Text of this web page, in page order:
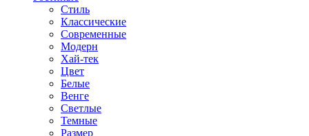
Стиль
Классические
Современные
Модерн
Хай-тек
Цвет
Белые
Венге
Светлые
Темные
Размер